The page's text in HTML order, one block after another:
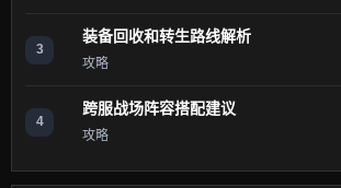
3
装备回收和转生路线解析
攻略
4
跨服战场阵容搭配建议
攻略